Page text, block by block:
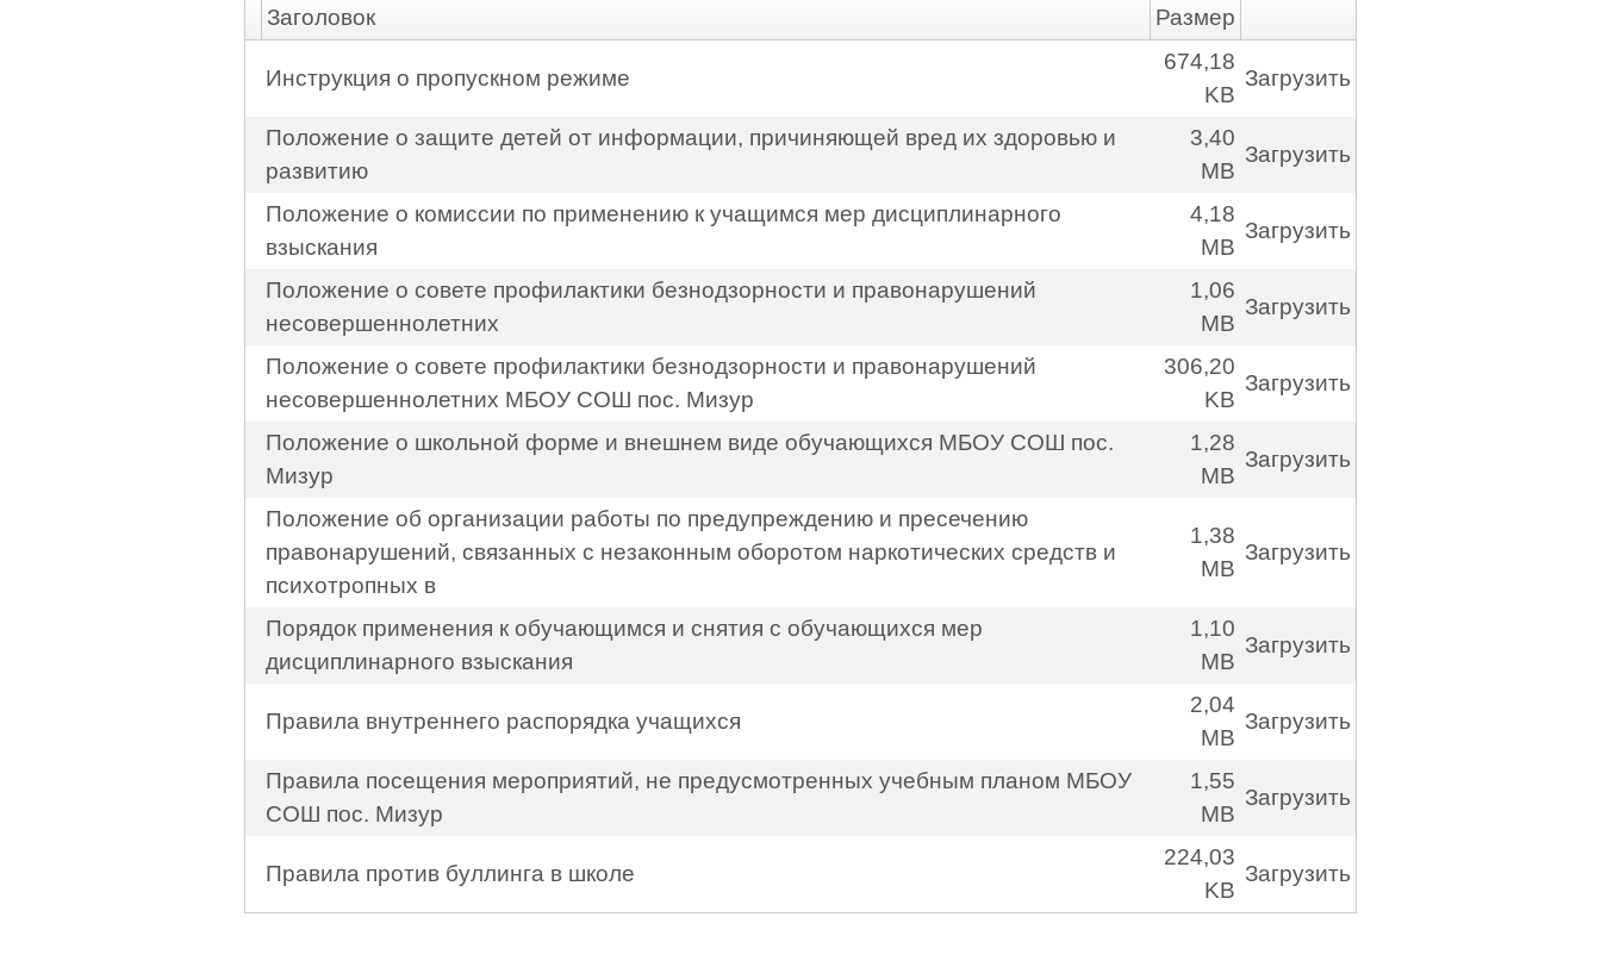
Заголовок Размер
Инструкция о пропускном режиме
674,18
KB
Загрузить
Положение о защите детей от информации, причиняющей вред их здоровью и
развитию
3,40
MB
Загрузить
Положение о комиссии по применению к учащимся мер дисциплинарного
взыскания
4,18
MB
Загрузить
Положение о совете профилактики безнодзорности и правонарушений
несовершеннолетних
1,06
MB
Загрузить
Положение о совете профилактики безнодзорности и правонарушений
несовершеннолетних МБОУ СОШ пос. Мизур
306,20
KB
Загрузить
Положение о школьной форме и внешнем виде обучающихся МБОУ СОШ пос.
Мизур
1,28
MB
Загрузить
Положение об организации работы по предупреждению и пресечению
правонарушений, связанных с незаконным оборотом наркотических средств и
психотропных в
1,38
MB
Загрузить
Порядок применения к обучающимся и снятия с обучающихся мер
дисциплинарного взыскания
1,10
MB
Загрузить
Правила внутреннего распорядка учащихся
2,04
MB
Загрузить
Правила посещения мероприятий, не предусмотренных учебным планом МБОУ
СОШ пос. Мизур
1,55
MB
Загрузить
Правила против буллинга в школе
224,03
KB
Загрузить